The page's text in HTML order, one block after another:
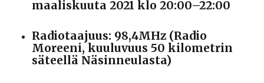
maaliskuuta 2021 klo 20:00–22:00
Radiotaajuus: 98,4MHz (Radio
Moreeni, kuuluvuus 50 kilometrin
säteellä Näsinneulasta)